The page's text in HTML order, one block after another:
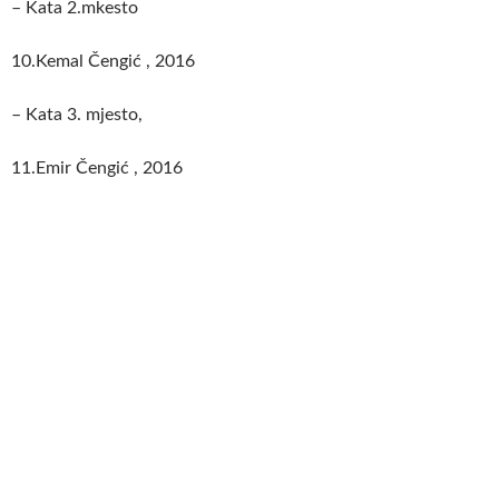
– Kata 2.mkesto
10.Kemal Čengić , 2016
– Kata 3. mjesto,
11.Emir Čengić , 2016